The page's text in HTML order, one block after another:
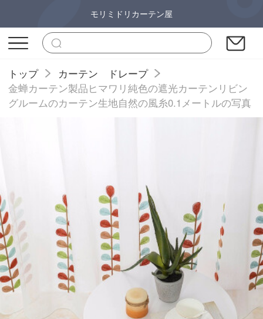
モリミドリカーテン屋
トップ
カーテン ドレープ
金蝉カーテン製品ヒマワリ純色の遮光カーテンリビン
グルームのカーテン生地自然の風糸0.1メートルの写真